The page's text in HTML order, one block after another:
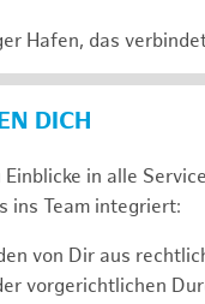
Hafen, das
DICH
in alle
ins Team integriert:
von Dir aus
vorgerichtlichen